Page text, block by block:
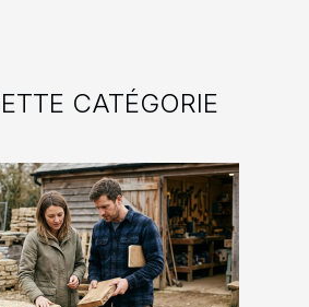
CATÉGORIE